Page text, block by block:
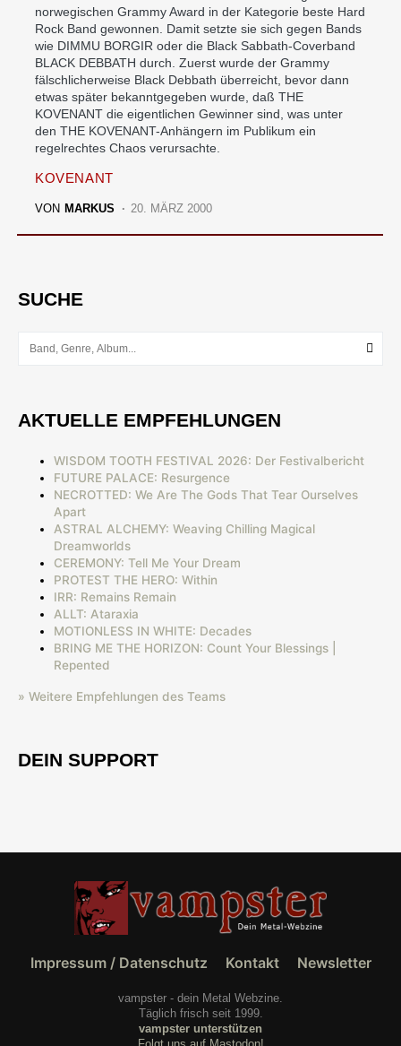
norwegischen Grammy Award in der Kategorie beste Hard
Rock Band gewonnen. Damit setzte sie sich gegen Bands
wie DIMMU BORGIR oder die Black Sabbath-Coverband
BLACK DEBBATH durch. Zuerst wurde der Grammy
fälschlicherweise Black Debbath überreicht, bevor dann
etwas später bekanntgegeben wurde, daß THE
KOVENANT die eigentlichen Gewinner sind, was unter
den THE KOVENANT-Anhängern im Publikum ein
regelrechtes Chaos verursachte.
KOVENANT
VON MARKUS 20. MÄRZ 2000
SUCHE
AKTUELLE EMPFEHLUNGEN
WISDOM TOOTH FESTIVAL 2026: Der Festivalbericht
FUTURE PALACE: Resurgence
NECROTTED: We Are The Gods That Tear Ourselves
Apart
ASTRAL ALCHEMY: Weaving Chilling Magical
Dreamworlds
CEREMONY: Tell Me Your Dream
PROTEST THE HERO: Within
IRR: Remains Remain
ALLT: Ataraxia
MOTIONLESS IN WHITE: Decades
BRING ME THE HORIZON: Count Your Blessings |
Repented
» Weitere Empfehlungen des Teams
DEIN SUPPORT
Impressum / Datenschutz Kontakt Newsletter
vampster - dein Metal Webzine.
Täglich frisch seit 1999.
vampster unterstützen